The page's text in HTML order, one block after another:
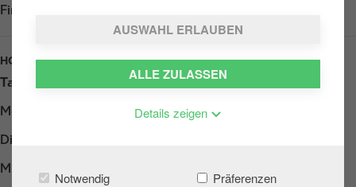
AUSWAHL ERLAUBEN
ALLE ZULASSEN
Details zeigen
Notwendig
Präferenzen
Find us on
HOURS
Tag
Opening hours
Montag
07:00 - 21:00
Dienstag
Mittwoch